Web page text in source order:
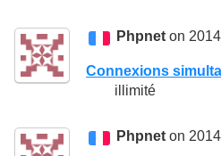
Phpnet on
Connexions
illimité
Phpnet on